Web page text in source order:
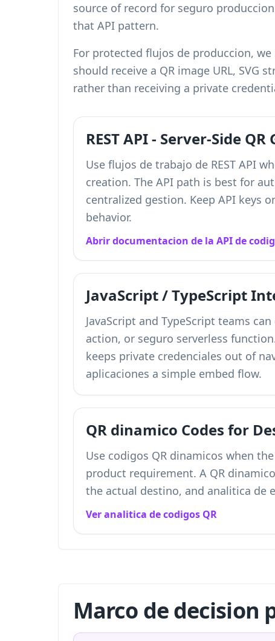
source of record for seguro
that API pattern.
For protected flujos de produccion,
should receive a QR image URL, SVG
rather than receiving a private
REST API - Server-Side
Use flujos de trabajo de REST API
creation. The API path is best for
centralized gestion. Keep API keys
behavior.
Abrir documentacion de la API de
JavaScript / TypeScript
JavaScript and TypeScript teams
action, or seguro serverless
keeps private credenciales out of
aplicaciones a simple embed flow.
QR dinamico Codes for
Use codigos QR dinamicos when
product requirement. A QR
the actual destino, and analitica de
Ver analitica de codigos QR
Marco de decision